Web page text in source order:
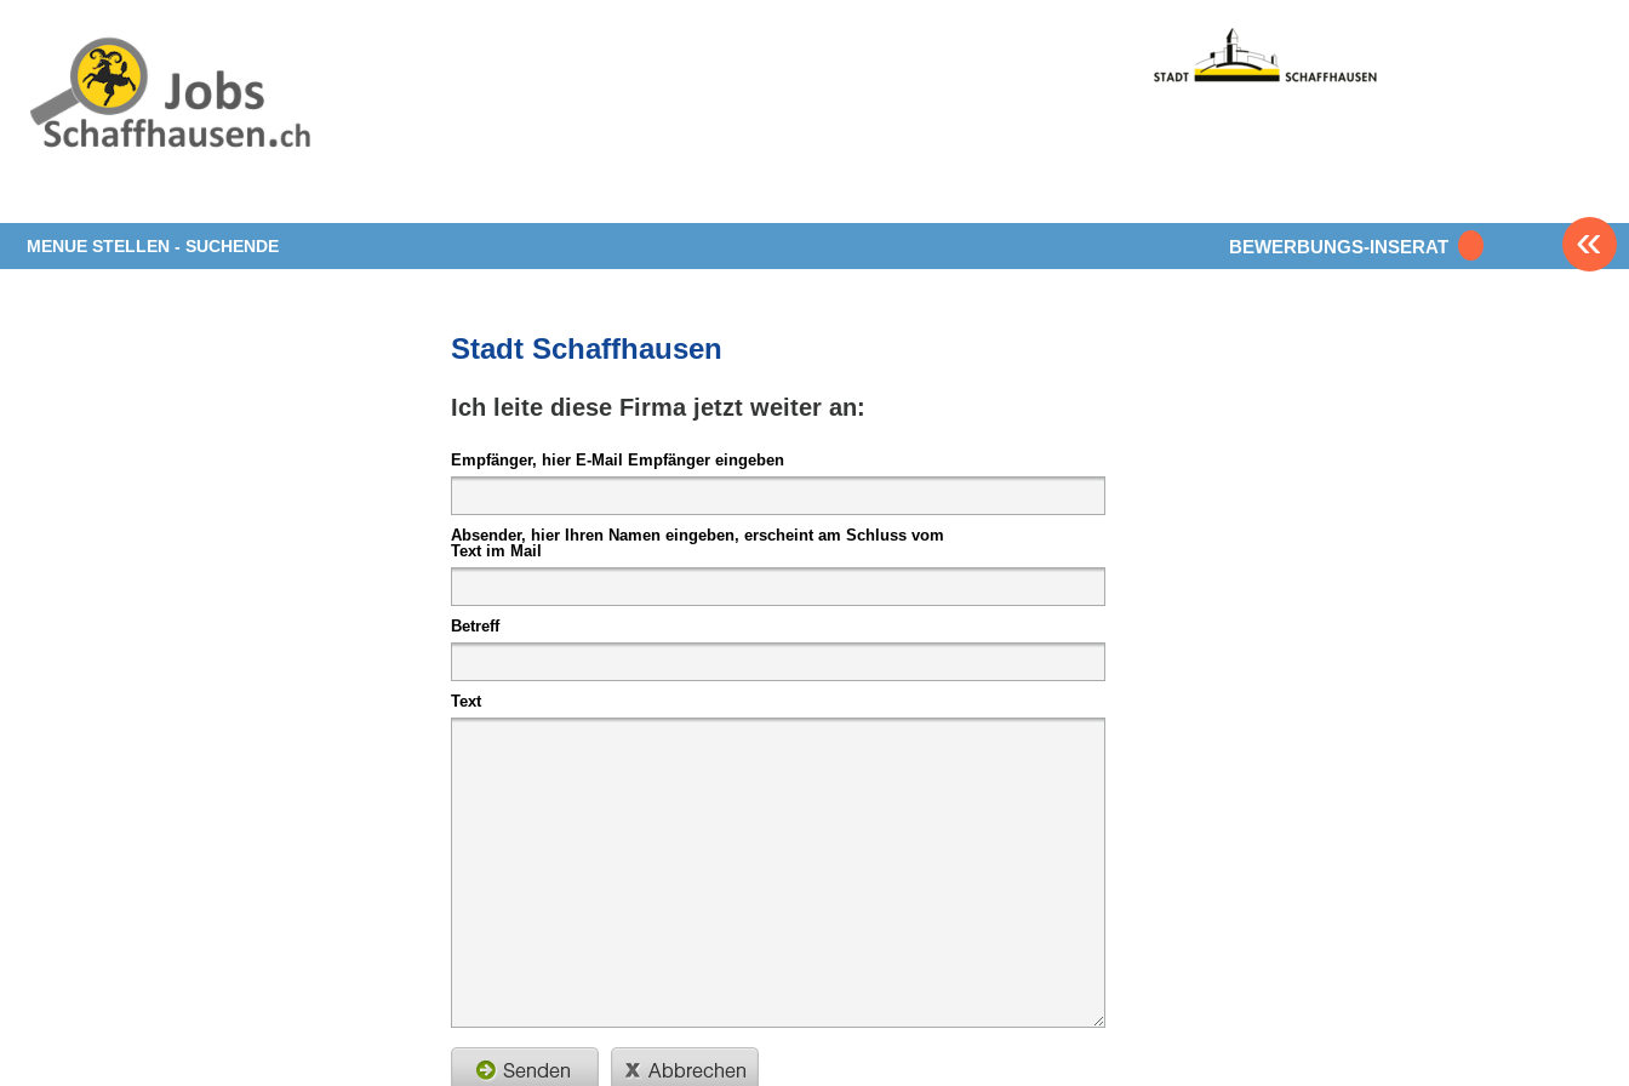
MENUE STELLEN - SUCHENDE BEWERBUNGS-INSERAT «
Stadt Schaffhausen
Ich leite diese Firma jetzt weiter an:
Empfänger, hier E-Mail Empfänger eingeben
Absender, hier Ihren Namen eingeben, erscheint am Schluss vom
Text im Mail
Betreff
Text